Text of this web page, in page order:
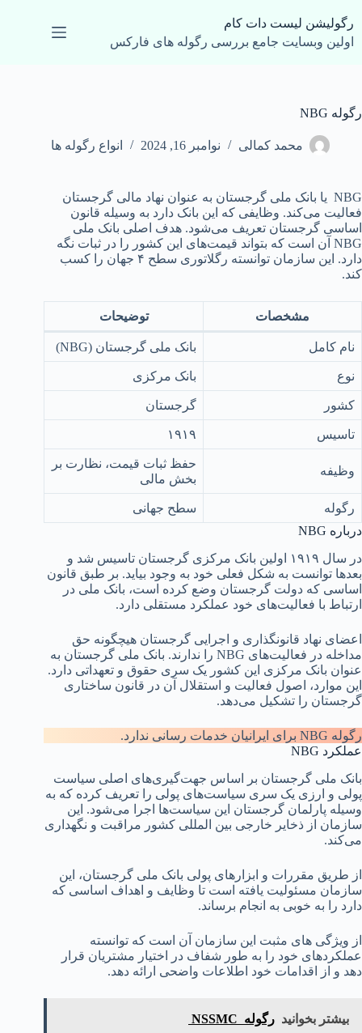
به
محتوا
رگولیشن لیست دات کام
اولین وبسایت جامع بررسی رگوله های فارکس
رگوله NBG
محمد کمالی نوامبر 16, 2024 انواع رگوله ها
NBG یا بانک ملی گرجستان به عنوان نهاد مالی گرجستان
فعالیت می‌کند. وظایفی که این بانک دارد به وسیله قانون
اساسی گرجستان تعریف می‌شود. هدف اصلی بانک ملی
NBG آن است که بتواند قیمت‌های این کشور را در ثبات نگه
دارد. این سازمان توانسته رگلاتوری سطح ۴ جهان را کسب
کند.
مشخصات توضیحات
نام کامل بانک ملی گرجستان (NBG)
نوع بانک مرکزی
کشور گرجستان
تاسیس ۱۹۱۹
وظیفه
حفظ ثبات قیمت، نظارت بر
بخش مالی
رگوله
سطح جهانی
درباره NBG
در سال ۱۹۱۹ اولین بانک مرکزی گرجستان تاسیس شد و
بعدها توانست به شکل فعلی خود به وجود بیاید. بر طبق قانون
اساسی که دولت گرجستان وضع کرده است، بانک ملی در
ارتباط با فعالیت‌های خود عملکرد مستقلی دارد.
اعضای نهاد قانونگذاری و اجرایی گرجستان هیچگونه حق
مداخله در فعالیت‌های NBG را ندارند. بانک ملی گرجستان به
عنوان بانک مرکزی این کشور یک سری حقوق و تعهداتی دارد.
این موارد، اصول فعالیت و استقلال آن در قانون ساختاری
گرجستان را تشکیل می‌دهد.
رگوله NBG برای ایرانیان خدمات رسانی ندارد.
عملکرد NBG
بانک ملی گرجستان بر اساس جهت‌گیری‌های اصلی سیاست
پولی و ارزی یک سری سیاست‌های پولی را تعریف کرده که به
وسیله پارلمان گرجستان این سیاست‌ها اجرا می‌شود. این
سازمان از ذخایر خارجی بین المللی کشور مراقبت و نگهداری
می‌کند.
از طریق مقررات و ابزارهای پولی بانک ملی گرجستان، این
سازمان مسئولیت یافته است تا وظایف و اهداف اساسی که
دارد را به خوبی به انجام برساند.
از ویژگی های مثبت این سازمان آن است که توانسته
عملکردهای خود را به طور شفاف در اختیار مشتریان قرار
دهد و از اقدامات خود اطلاعات واضحی ارائه دهد.
بیشتر بخوانید رگوله NSSMC